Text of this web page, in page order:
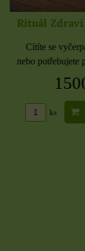
Rituál Zdraví
Cítíte se
nebo potřebujete
ks